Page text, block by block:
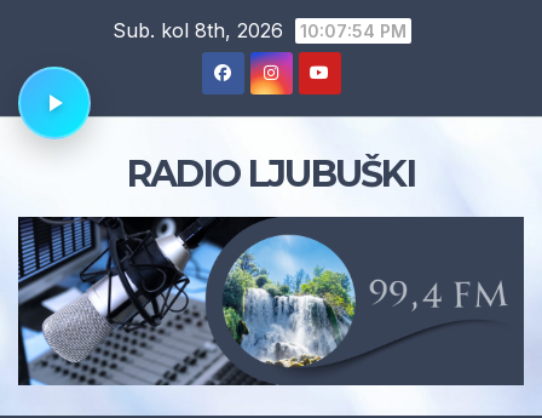
content
Sub. kol 8th, 2026 10:07:55 PM
RADIO LJUBUŠKI